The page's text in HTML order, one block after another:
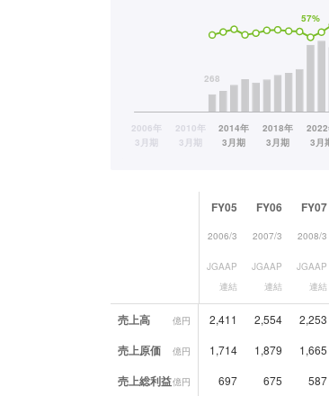
業績データ一覧
FY05 FY06 FY07
2006/3 2007/3 2008/3
JGAAP
連結
JGAAP
連結
JGAAP
連結
売上高 億円 2,411 2,554 2,253
売上原価 億円 1,714 1,879 1,665
売上総利益億円 697 675 587